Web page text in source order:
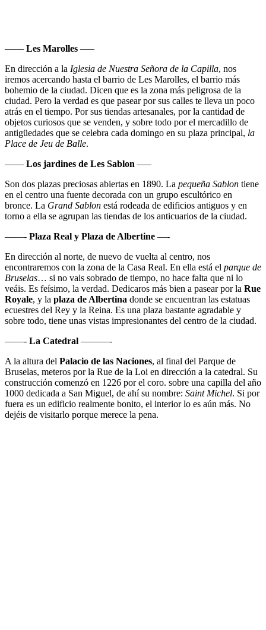
—— Les Marolles —–
En dirección a la Iglesia de Nuestra Señora de la Capilla, nos
iremos acercando hasta el barrio de Les Marolles, el barrio más
bohemio de la ciudad. Dicen que es la zona más peligrosa de la
ciudad. Pero la verdad es que pasear por sus calles te lleva un poco
atrás en el tiempo. Por sus tiendas artesanales, por la cantidad de
objetos curiosos que se venden, y sobre todo por el mercadillo de
antigüedades que se celebra cada domingo en su plaza principal, la
Place de Jeu de Balle.
—— Los jardines de Les Sablon —–
Son dos plazas preciosas abiertas en 1890. La pequeña Sablon tiene
en el centro una fuente decorada con un grupo escultórico en
bronce. La Grand Sablon está rodeada de edificios antiguos y en
torno a ella se agrupan las tiendas de los anticuarios de la ciudad.
——- Plaza Real y Plaza de Albertine —-
En dirección al norte, de nuevo de vuelta al centro, nos
encontraremos con la zona de la Casa Real. En ella está el parque de
Bruselas… si no vais sobrado de tiempo, no hace falta que ni lo
veáis. Es feísimo, la verdad. Dedicaros más bien a pasear por la Rue
Royale, y la plaza de Albertina donde se encuentran las estatuas
ecuestres del Rey y la Reina. Es una plaza bastante agradable y
sobre todo, tiene unas vistas impresionantes del centro de la ciudad.
——- La Catedral ———-
A la altura del Palacio de las Naciones, al final del Parque de
Bruselas, meteros por la Rue de la Loi en dirección a la catedral. Su
construcción comenzó en 1226 por el coro. sobre una capilla del año
1000 dedicada a San Miguel, de ahí su nombre: Saint Michel. Si por
fuera es un edificio realmente bonito, el interior lo es aún más. No
dejéis de visitarlo porque merece la pena.